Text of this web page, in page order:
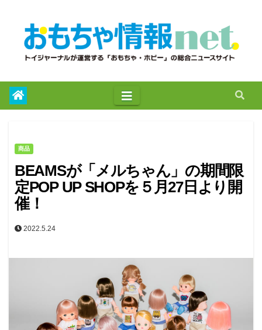
商品
BEAMSが「メルちゃん」の期間限
定POP UP SHOPを５月27日より開
催！
2022.5.24